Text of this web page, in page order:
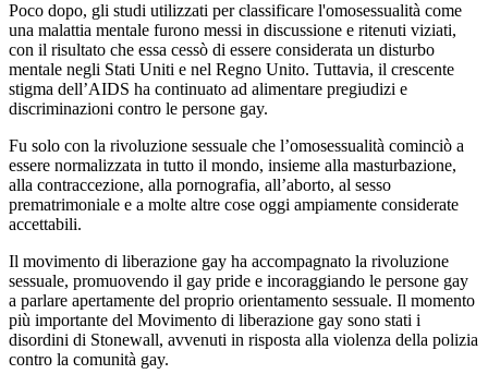
Poco dopo, gli studi utilizzati per classificare l'omosessualità come
una malattia mentale furono messi in discussione e ritenuti viziati,
con il risultato che essa cessò di essere considerata un disturbo
mentale negli Stati Uniti e nel Regno Unito. Tuttavia, il crescente
stigma dell’AIDS ha continuato ad alimentare pregiudizi e
discriminazioni contro le persone gay.
Fu solo con la rivoluzione sessuale che l’omosessualità cominciò a
essere normalizzata in tutto il mondo, insieme alla masturbazione,
alla contraccezione, alla pornografia, all’aborto, al sesso
prematrimoniale e a molte altre cose oggi ampiamente considerate
accettabili.
Il movimento di liberazione gay ha accompagnato la rivoluzione
sessuale, promuovendo il gay pride e incoraggiando le persone gay
a parlare apertamente del proprio orientamento sessuale. Il momento
più importante del Movimento di liberazione gay sono stati i
disordini di Stonewall, avvenuti in risposta alla violenza della polizia
contro la comunità gay.